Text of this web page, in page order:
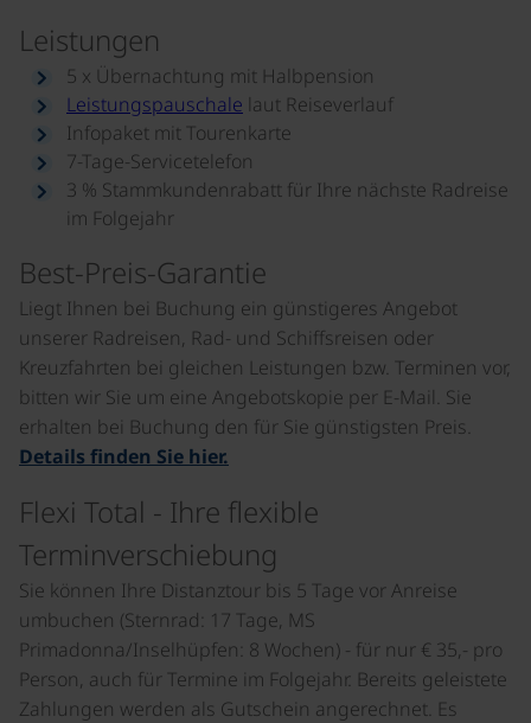
Leistungen
5 x Übernachtung mit Halbpension
Leistungspauschale laut Reiseverlauf
Infopaket mit Tourenkarte
7-Tage-Servicetelefon
3 % Stammkundenrabatt für Ihre nächste Radreise
im Folgejahr
Best-Preis-Garantie
Liegt Ihnen bei Buchung ein günstigeres Angebot
unserer Radreisen, Rad- und Schiffsreisen oder
Kreuzfahrten bei gleichen Leistungen bzw. Terminen vor,
bitten wir Sie um eine Angebotskopie per E-Mail. Sie
erhalten bei Buchung den für Sie günstigsten Preis.
Details finden Sie hier.
Flexi Total - Ihre flexible
Terminverschiebung
Sie können Ihre Distanztour bis 5 Tage vor Anreise
umbuchen (Sternrad: 17 Tage, MS
Primadonna/Inselhüpfen: 8 Wochen) - für nur € 35,- pro
Person, auch für Termine im Folgejahr. Bereits geleistete
Zahlungen werden als Gutschein angerechnet. Es